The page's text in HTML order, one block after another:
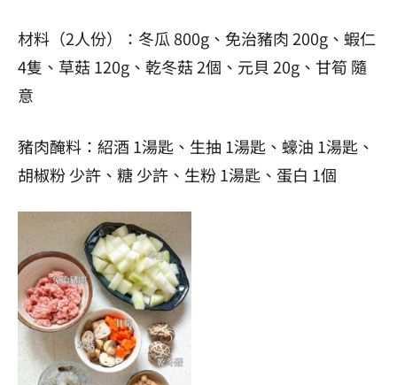
材料（2人份）：冬瓜 800g、免治豬肉 200g、蝦仁
4隻、草菇 120g、乾冬菇 2個、元貝 20g、甘筍 隨
意
豬肉醃料：紹酒 1湯匙、生抽 1湯匙、蠔油 1湯匙、
胡椒粉 少許、糖 少許、生粉 1湯匙、蛋白 1個